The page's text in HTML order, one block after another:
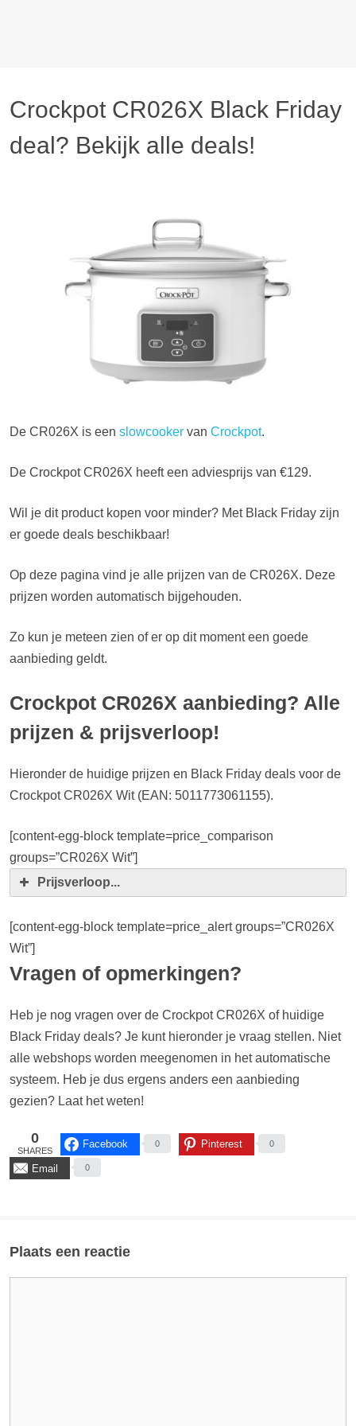
Crockpot CR026X Black Friday
deal? Bekijk alle deals!
De CR026X is een slowcooker van Crockpot.
De Crockpot CR026X heeft een adviesprijs van €129.
Wil je dit product kopen voor minder? Met Black Friday zijn
er goede deals beschikbaar!
Op deze pagina vind je alle prijzen van de CR026X. Deze
prijzen worden automatisch bijgehouden.
Zo kun je meteen zien of er op dit moment een goede
aanbieding geldt.
Crockpot CR026X aanbieding? Alle
prijzen & prijsverloop!
Hieronder de huidige prijzen en Black Friday deals voor de
Crockpot CR026X Wit (EAN: 5011773061155).
[content-egg-block template=price_comparison
groups=”CR026X Wit”]
Prijsverloop...
[content-egg-block template=price_alert groups=”CR026X
Wit”]
Vragen of opmerkingen?
Heb je nog vragen over de Crockpot CR026X of huidige
Black Friday deals? Je kunt hieronder je vraag stellen. Niet
alle webshops worden meegenomen in het automatische
systeem. Heb je dus ergens anders een aanbieding
gezien? Laat het weten!
0
SHARES
Facebook 0 Pinterest 0
Email 0
Plaats een reactie